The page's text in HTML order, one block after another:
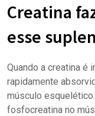
Creatina
esse
Quando a creatina é
rapidamente
músculo
fosfocreatina no